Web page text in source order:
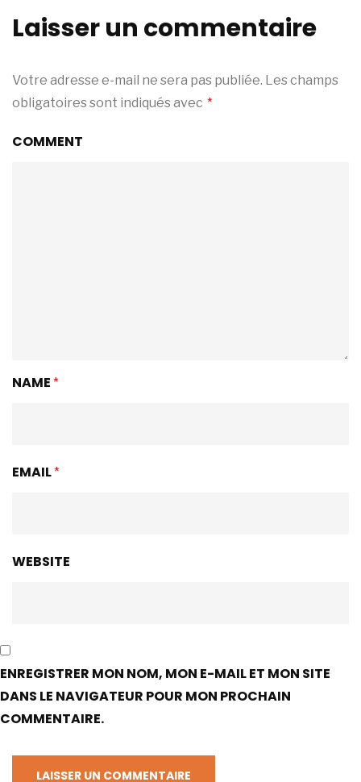
Laisser un commentaire
Votre adresse e-mail ne sera pas publiée. Les champs
obligatoires sont indiqués avec *
COMMENT
NAME *
EMAIL*
WEBSITE
ENREGISTRER MON NOM, MON E-MAIL ET MON SITE
DANS LE NAVIGATEUR POUR MON PROCHAIN
COMMENTAIRE.